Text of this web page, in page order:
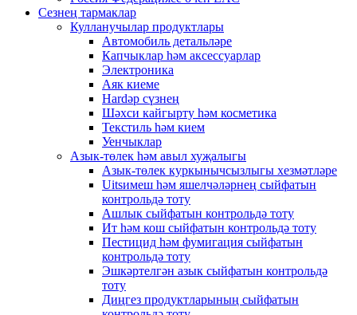
Сезнең тармаклар
Кулланучылар продуктлары
Автомобиль детальләре
Капчыклар һәм аксессуарлар
Электроника
Аяк киеме
Hardәр сүзнең
Шәхси кайгырту һәм косметика
Текстиль һәм кием
Уенчыклар
Азык-төлек һәм авыл хуҗалыгы
Азык-төлек куркынычсызлыгы хезмәтләре
Uitsимеш һәм яшелчәләрнең сыйфатын
контрольдә тоту
Ашлык сыйфатын контрольдә тоту
Ит һәм кош сыйфатын контрольдә тоту
Пестицид һәм фумигация сыйфатын
контрольдә тоту
Эшкәртелгән азык сыйфатын контрольдә
тоту
Диңгез продуктларының сыйфатын